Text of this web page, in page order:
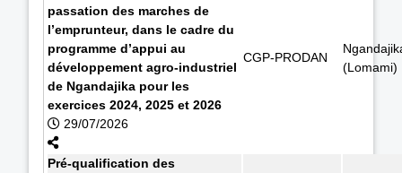
passation des marches de
l’emprunteur, dans le cadre du
programme d’appui au
développement agro-industriel
de Ngandajika pour les
exercices 2024, 2025 et 2026
29/07/2026
CGP-PRODAN
(Lomami)
Pré-qualification des